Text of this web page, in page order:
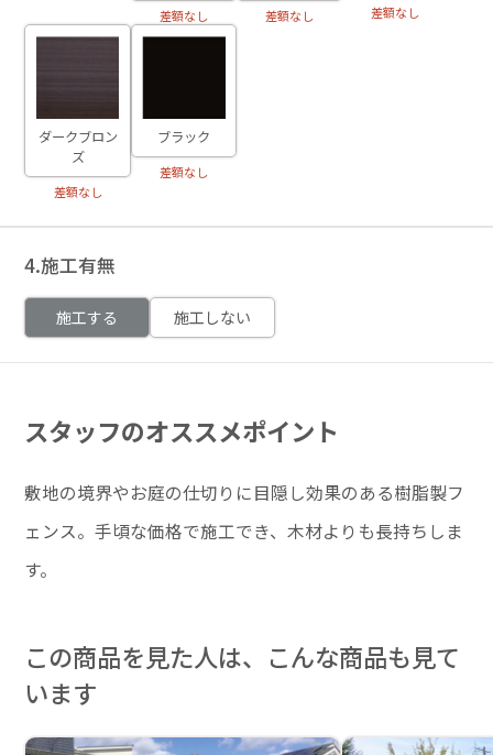
差額なし 差額なし 差額なし
ダークブロン
ズ
差額なし
ブラック
差額なし
4.施工有無
施工する 施工しない
スタッフのオススメポイント
敷地の境界やお庭の仕切りに目隠し効果のある樹脂製フ
ェンス。手頃な価格で施工でき、木材よりも長持ちしま
す。
この商品を見た人は、こんな商品も見て
います